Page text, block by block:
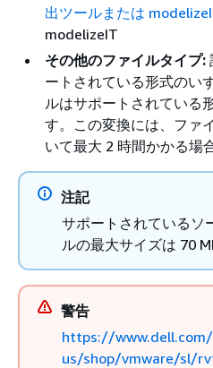
出ツールまたは
modelizeIT
その他のファイルタイプ:
ートされている形式のい
ルはサポートされている
す。この変換には、ファ
いて最大 2 時間かかる場
注記
サポートされているソ
ルの最大サイズは 70
警告
https://
us/shop/vmware/sl/